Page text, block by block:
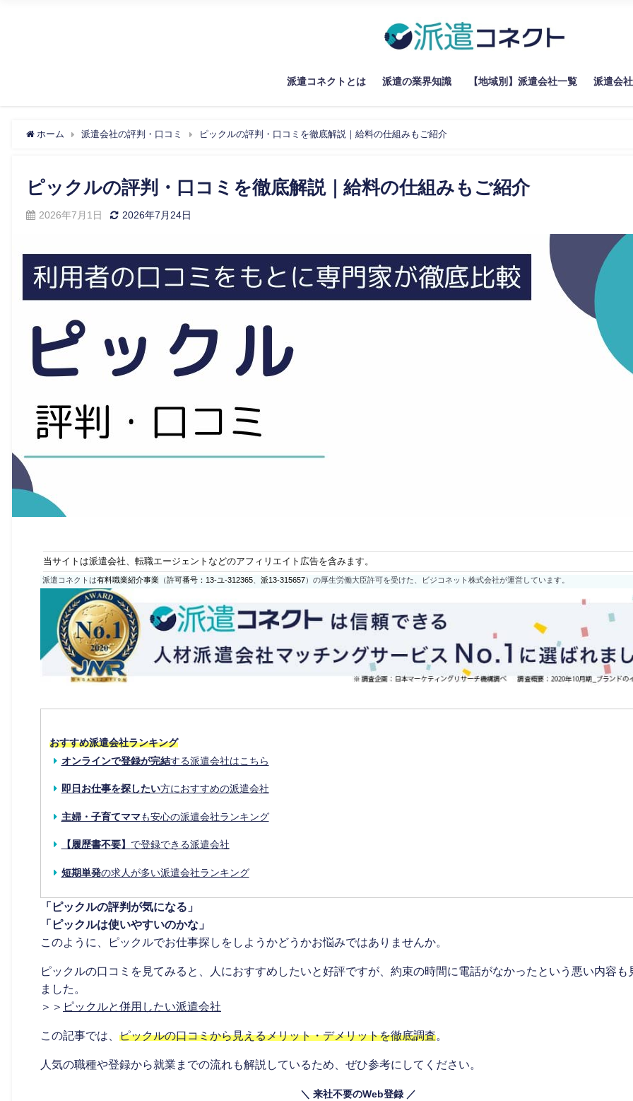
派遣コネクトとは 派遣の業界知識 【地域別】派遣会社一覧 派遣会
ホーム 派遣会社の評判・口コミ ピックルの評判・口コミを徹底解説｜給料の仕組みもご紹介
ピックルの評判・口コミを徹底解説｜給料の仕組みもご紹介
2026年7月1日 2026年7月24日
当サイトは派遣会社、転職エージェントなどのアフィリエイト広告を含みます。
派遣コネクトは有料職業紹介事業 （許可番号：13-ユ-312365 派13-315657）の厚生労働大臣許可を受けた、ビジコネット株式会社が運営しています。
おすすめ派遣会社ランキング
オンラインで登録が完結する派遣会社はこちら
即日お仕事を探したい方におすすめの派遣会社
主婦・子育てママも安心の派遣会社ランキング
【履歴書不要】 で登録できる派遣会社
短期単発の求人が多い派遣会社ランキング
「ピックルの評判が気になる」
「ピックルは使いやすいのかな」
このように、ピックルでお仕事探しをしようかどうかお悩みではありませんか。
ピックルの口コミを見てみると、人におすすめしたいと好評ですが、約束の時間に電話がなかったという悪い内容も
ました。
＞＞ ピックルと併用したい派遣会社
この記事では、 ピックルの口コミから見えるメリット・デメリットを徹底調査
人気の職種や登録から就業までの流れも解説しているため、ぜひ参考にしてください。
＼ 来社不要のWeb登録 ／